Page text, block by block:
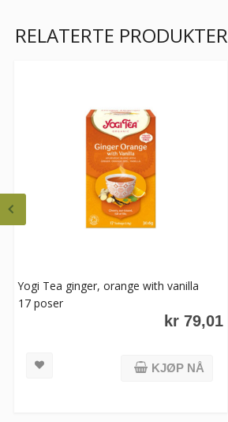
RELATERTE PRODUKTER
Yogi Tea ginger, orange with vanilla
17 poser
kr 79,01
KJØP NÅ